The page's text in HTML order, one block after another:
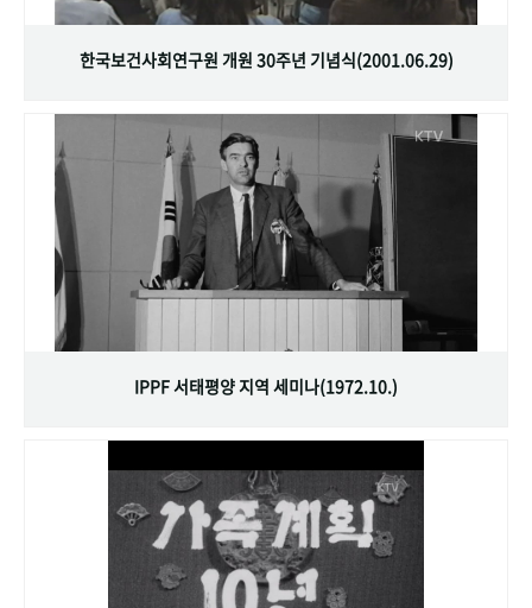
한국보건사회연구원 개원 30주년 기념식(2001.06.29)
IPPF 서태평양 지역 세미나(1972.10.)